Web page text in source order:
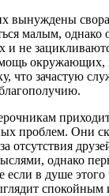
вынуждены
малым, однако
и не
окружающих,
что зачастую
проблем. Они
отсутствия
однако
если в душе этого